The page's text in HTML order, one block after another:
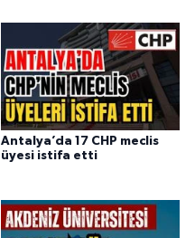
Antalya’da 17 CHP meclis
üyesi istifa etti